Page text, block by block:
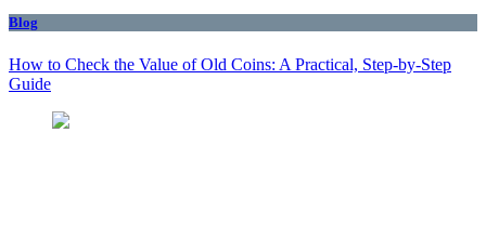
Blog
How to Check the Value of Old Coins: A Practical, Step-by-Step
Guide